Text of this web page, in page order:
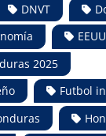
DNVT
EEUU
2025
Futbol